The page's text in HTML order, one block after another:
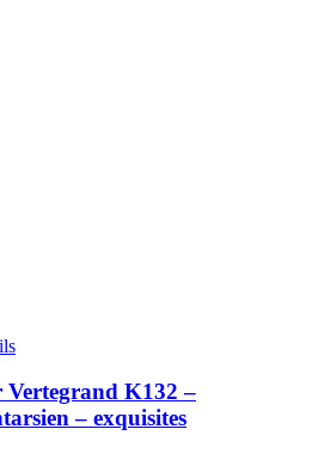
K132 –
– exquisites